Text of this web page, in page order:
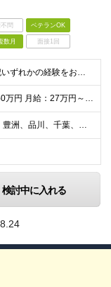
問 ベテランOK
数月 面接1回
●高専卒・大卒以上 ＜下記いずれかの経験をお持ちの方＞ ●基盤レイヤに関するシステム開発設計、構築に関わる実務経験をお持ちの方 ●上記ミッションを持つチームのマネジメント経験をお持ちの方 ※金融系シス
予定年収：550万円～1,350万円 月給：27万円～68万円 ※詳細は面談時に説明があります ※経験・能力を十分に考慮のうえ当社規定により優遇 ※残業代は別途全額支給 ※専門業務型裁量労働制の場合あ
勤務地は主に首都圏（例：豊洲、品川、千葉、横浜等） 【本社】 東京都江東区豊洲3-3-3 豊洲センタービル 変更の範囲：会社の定める事業所（リモートワーク含む）
検討中に入れる